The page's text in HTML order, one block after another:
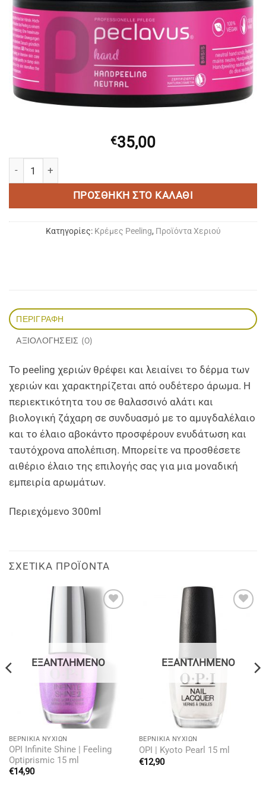
€35,00
ΠΡΟΣΘΉΚΗ ΣΤΟ ΚΑΛΆΘΙ
Κατηγορίες: Κρέμες Peeling, Προϊόντα Χεριού
ΠΕΡΙΓΡΑΦΉ
ΑΞΙΟΛΟΓΉΣΕΙΣ (0)
Το peeling χεριών θρέφει και λειαίνει το δέρμα των
χεριών και χαρακτηρίζεται από ουδέτερο άρωμα. Η
περιεκτικότητα του σε θαλασσινό αλάτι και
βιολογική ζάχαρη σε συνδυασμό με το αμυγδαλέλαιο
και το έλαιο αβοκάντο προσφέρουν ενυδάτωση και
ταυτόχρονα απολέπιση. Μπορείτε να προσθέσετε
αιθέριο έλαιο της επιλογής σας για μια μοναδική
εμπειρία αρωμάτων.
Περιεχόμενο 300ml
ΣΧΕΤΙΚΆ ΠΡΟΪΌΝΤΑ
ΕΞΑΝΤΛΗΜΈΝΟ
BΕΡΝΊΚΙΑ ΝΥΧΙΏΝ
OPI Infinite Shine | Feeling
Optiprismic 15 ml
€14,90
ΕΞΑΝΤΛΗΜΈΝΟ
BΕΡΝΊΚΙΑ ΝΥΧΙΏΝ
OPI | Kyoto Pearl 15 ml
€12,90